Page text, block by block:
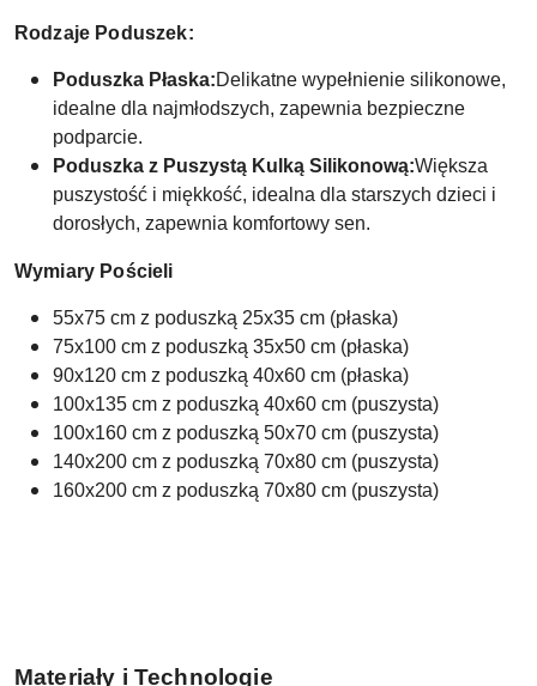
Rodzaje Poduszek:
Poduszka Płaska:Delikatne wypełnienie silikonowe,
idealne dla najmłodszych, zapewnia bezpieczne
podparcie.
Poduszka z Puszystą Kulką Silikonową:Większa
puszystość i miękkość, idealna dla starszych dzieci i
dorosłych, zapewnia komfortowy sen.
Wymiary Pościeli
55x75 cm z poduszką 25x35 cm (płaska)
75x100 cm z poduszką 35x50 cm (płaska)
90x120 cm z poduszką 40x60 cm (płaska)
100x135 cm z poduszką 40x60 cm (puszysta)
100x160 cm z poduszką 50x70 cm (puszysta)
140x200 cm z poduszką 70x80 cm (puszysta)
160x200 cm z poduszką 70x80 cm (puszysta)
Materiały i Technologie